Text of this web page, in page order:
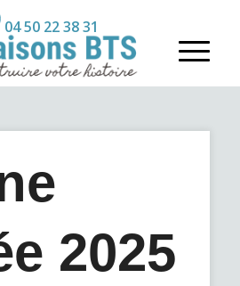
04 50 22 38 31
2025